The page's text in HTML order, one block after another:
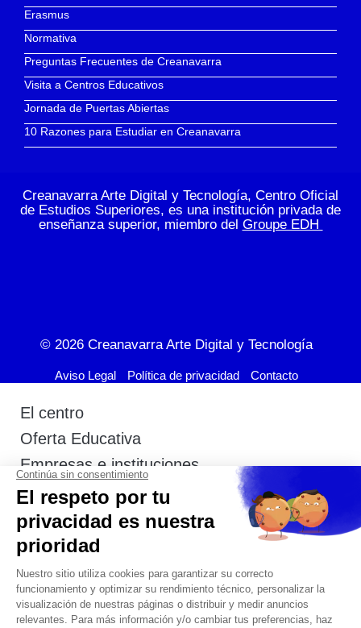
Erasmus
Normativa
Preguntas Frecuentes de Creanavarra
Visita a Centros Educativos
Jornada de Puertas Abiertas
10 Razones para Estudiar en Creanavarra
Creanavarra Arte Digital y Tecnología, Centro Oficial
de Estudios Superiores, es una institución privada de
enseñanza superior, miembro del Groupe EDH
© 2026 Creanavarra Arte Digital y Tecnología
Aviso Legal Política de privacidad Contacto
El centro
Oferta Educativa
Empresas e instituciones
Actualidad
Admisión
Estudiantes
Contacto
+34 948 291 903